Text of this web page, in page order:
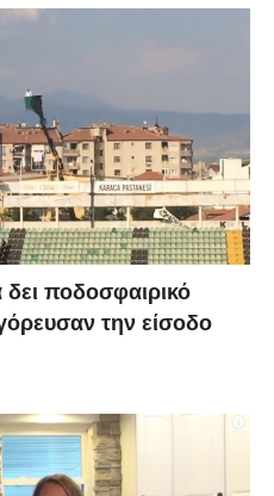
δει ποδοσφαιρικό
την είσοδο